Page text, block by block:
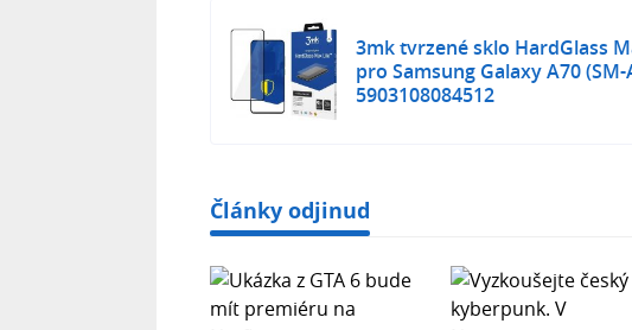
3mk tvrzené sklo HardGlass
pro Samsung Galaxy A70 (SM-
5903108084512
Články odjinud